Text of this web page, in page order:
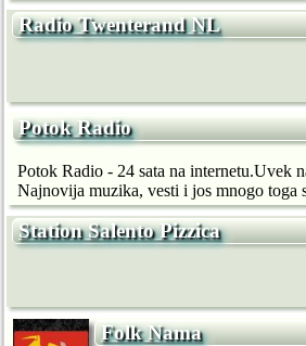
Radio Twenterand NL
Potok Radio
Potok Radio - 24 sata na internetu.Uvek
Najnovija muzika, vesti i jos mnogo toga
Station Salento Pizzica
Folk Nama